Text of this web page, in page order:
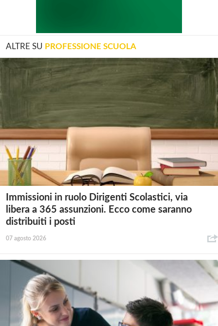
ALTRE SU PROFESSIONE SCUOLA
Immissioni in ruolo Dirigenti Scolastici, via
libera a 365 assunzioni. Ecco come saranno
distribuiti i posti
07 agosto 2026